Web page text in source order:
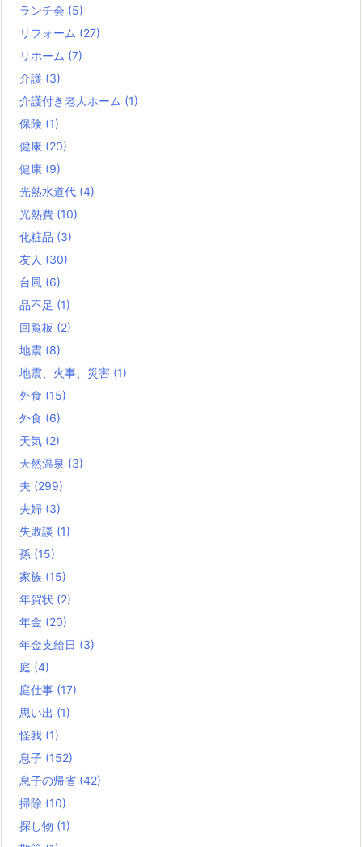
ランチ会 (5)
リフォーム (27)
リホーム (7)
介護 (3)
介護付き老人ホーム (1)
保険 (1)
健康 (20)
健康 (9)
光熱水道代 (4)
光熱費 (10)
化粧品 (3)
友人 (30)
台風 (6)
品不足 (1)
回覧板 (2)
地震 (8)
地震、火事、災害 (1)
外食 (15)
外食 (6)
天気 (2)
天然温泉 (3)
夫 (299)
夫婦 (3)
失敗談 (1)
孫 (15)
家族 (15)
年賀状 (2)
年金 (20)
年金支給日 (3)
庭 (4)
庭仕事 (17)
思い出 (1)
怪我 (1)
息子 (152)
息子の帰省 (42)
掃除 (10)
探し物 (1)